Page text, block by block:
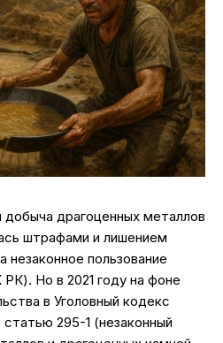
добыча драгоценных металлов
штрафами и лишением
пользование
Но в 2021 году на фоне
в Уголовный кодекс
295-1 (незаконный